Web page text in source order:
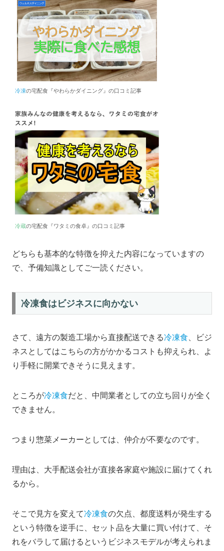
冷凍の宅配食『やわらかダイニング』の口コミ記事
冷蔵の宅配食『ワタミの食卓』の口コミ記事
どちらも基本的な特徴を抑えた内容になっていますの
で、予備知識としてご一読ください。
冷凍食はビジネスに向かない
さて、遠方の製造工場から直接配送できる冷凍食、ビジ
ネスとしてはこちらの方がかかるコストも抑えられ、よ
り手軽に開業できそうに見えます。
ところが冷凍食だと、中間業者としての立ち回りが全く
できません。
つまり惣菜メーカーとしては、仲介が不要なのです。
理由は、大手配送会社が直接各家庭や施設に届けてくれ
るから。
そこで見方を変えて冷凍食の欠点、都度送料が発生する
という特徴を逆手に、セット品を大量に買い付けて、そ
れをバラして届けるというビジネスモデルが考えられま